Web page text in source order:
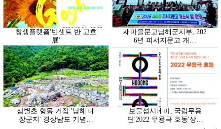
창생플랫폼'빈센트 반 고흐
展'
새마을문고남해군지부, 202
6년 피서지문고 개…
삼별초 항몽 거점 '남해 대
장군지' 경상남도 기념…
보물섬시네마, 국립무용
단'2022 무용극 호동'상…